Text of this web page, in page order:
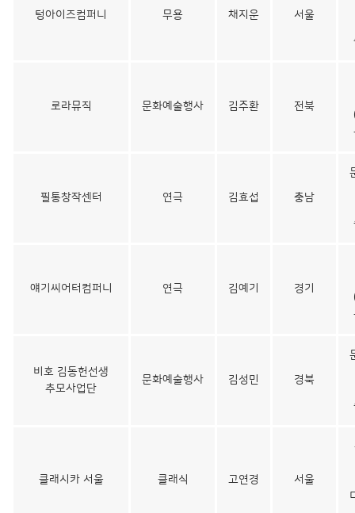
텅아이즈컴퍼니 무용 채지운 서울
로라뮤직 문화예술행사 김주환 전북
필통창작센터 연극 김효섭 충남
얘기씨어터컴퍼니 연극 김예기 경기
비호 김동헌선생
추모사업단
문화예술행사 김성민 경북
클래시카 서울 클래식 고연경 서울